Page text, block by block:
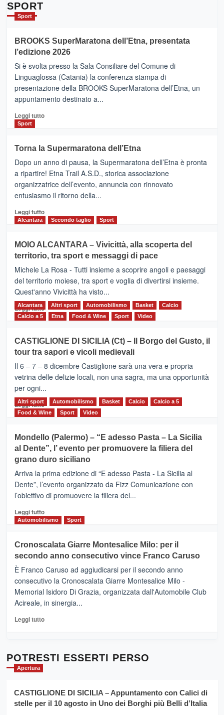
con
la
Al
via
i
collegamenti
SPORT
Sport
BROOKS SuperMaratona dell’Etna, presentata
l’edizione 2026
Si è svolta presso la Sala Consiliare del Comune di
Linguaglossa (Catania) la conferenza stampa di
presentazione della BROOKS SuperMaratona dell’Etna, un
appuntamento destinato a...
Leggi tuttoLeggi
BROOKS
SuperMaratona
dell’Etna,
presentata
l’edizione
2026
Sport
Torna la Supermaratona dell’Etna
Dopo un anno di pausa, la Supermaratona dell’Etna è pronta
a ripartire! Etna Trail A.S.D., storica associazione
organizzatrice dell’evento, annuncia con rinnovato
entusiasmo il ritorno della...
Leggi tuttoLeggi
Torna
la
Supermaratona
dell’Etna
Alcantara Secondo taglio Sport
MOIO ALCANTARA – Vivicittà, alla scoperta del
territorio, tra sport e messaggi di pace
Michele La Rosa - Tutti insieme a scoprire angoli e paesaggi
del territorio moiese, tra sport e voglia di divertirsi insieme.
Quest'anno Vivicittà ha visto...
Leggi tutto Leggi
MOIO
ALCANTARA
–
Vivicittà,
alla
scoperta
del
territorio,
e
messaggi
di
Alcantara Altri sport Automobilismo Basket
Calcio
Calcio a 5
Etna Food & Wine Sport Video
CASTIGLIONE DI SICILIA (Ct) – Il Borgo del Gusto, il
tour tra sapori e vicoli medievali
Il 6 – 7 – 8 dicembre Castiglione sarà una vera e propria
vetrina delle delizie locali, non una sagra, ma una opportunità
per ogni...
Leggi tuttoLeggi
di
CASTIGLIONE
DI
SICILIA
(Ct)
–
Il
Borgo
Gusto,
il
tra
sapori
vicoli
medievali
Altri sport Automobilismo Basket Calcio
Calcio a 5
Food & Wine
Sport Video
Mondello (Palermo) – “E adesso Pasta – La Sicilia
al Dente”, l’ evento per promuovere la filiera del
grano duro siciliano
Arriva la prima edizione di “E adesso Pasta - La Sicilia al
Dente”, l’evento organizzato da Fizz Comunicazione con
l’obiettivo di promuovere la filiera del...
Leggi tuttoLeggi
di
Mondello
(Palermo)
–
“E
adesso
Pasta
–
Sicilia
l’
evento
la
filiera
Automobilismo Sport
Cronoscalata Giarre Montesalice Milo: per il
secondo anno consecutivo vince Franco Caruso
È Franco Caruso ad aggiudicarsi per il secondo anno
consecutivo la Cronoscalata Giarre Montesalice Milo -
Memorial Isidoro Di Grazia, organizzata dall'Automobile Club
Acireale, in sinergia...
Leggi tuttoLeggi
Cronoscalata
per
il
POTRESTI ESSERTI PERSO
Apertura
CASTIGLIONE DI SICILIA – Appuntamento con Calici di
stelle per il 10 agosto in Uno dei Borghi più Belli d’Italia